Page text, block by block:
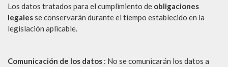
Los datos tratados para el cumplimiento de obligaciones
legalesse conservarán durante el tiempo establecido en la
legislación aplicable.
Comunicación de los datos : No se comunicarán los datos a